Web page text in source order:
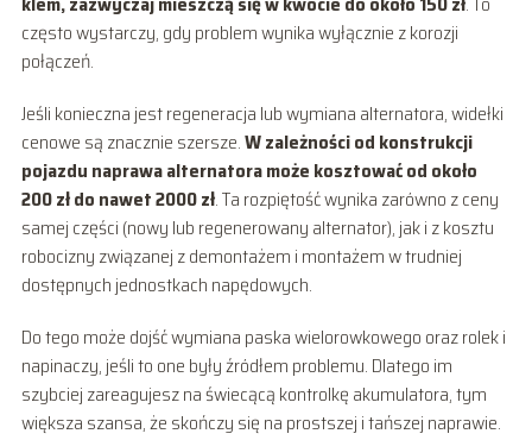
często wystarczy, gdy problem wynika wyłącznie z korozji
połączeń.
Jeśli konieczna jest regeneracja lub wymiana alternatora, widełki
cenowe są znacznie szersze.W zależności od konstrukcji
pojazdu naprawa alternatora może kosztować od około
200 zł do nawet 2000 zł. Ta rozpiętość wynika zarówno z ceny
samej części (nowy lub regenerowany alternator), jak i z kosztu
robocizny związanej z demontażem i montażem w trudniej
dostępnych jednostkach napędowych.
Do tego może dojść wymiana paska wielorowkowego oraz rolek i
napinaczy, jeśli to one były źródłem problemu. Dlatego im
szybciej zareagujesz na świecącą kontrolkę akumulatora, tym
większa szansa, że skończy się na prostszej i tańszej naprawie.